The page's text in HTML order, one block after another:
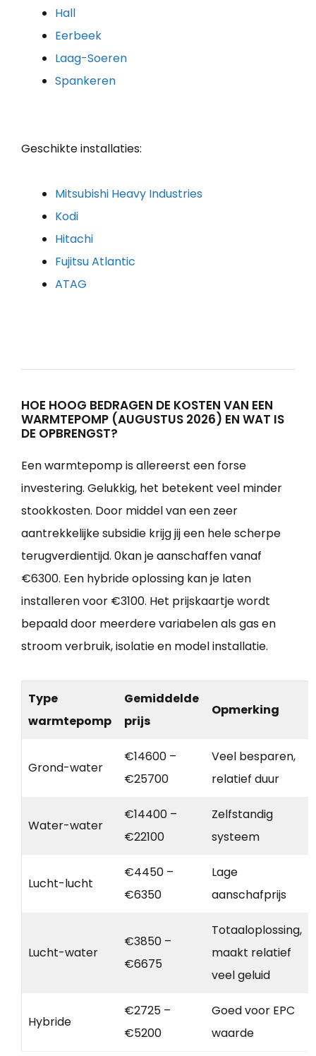
Hall
Eerbeek
Laag-Soeren
Spankeren
Geschikte installaties:
Mitsubishi Heavy Industries
Kodi
Hitachi
Fujitsu Atlantic
ATAG
HOE HOOG BEDRAGEN DE KOSTEN VAN EEN
WARMTEPOMP (AUGUSTUS 2026) EN WAT IS
DE OPBRENGST?
Een warmtepomp is allereerst een forse
investering. Gelukkig, het betekent veel minder
stookkosten. Door middel van een zeer
aantrekkelijke subsidie krijg jij een hele scherpe
terugverdientijd. 0kan je aanschaffen vanaf
€6300. Een hybride oplossing kan je laten
installeren voor €3100. Het prijskaartje wordt
bepaald door meerdere variabelen als gas en
stroom verbruik, isolatie en model installatie.
Type
warmtepomp
Gemiddelde
prijs
Opmerking
Grond-water
€14600 –
€25700
Veel besparen,
relatief duur
Water-water
€14400 –
€22100
Zelfstandig
systeem
Lucht-lucht
€4450 –
€6350
Lage
aanschafprijs
Lucht-water
€3850 –
€6675
Totaaloplossing,
maakt relatief
veel geluid
Hybride
€2725 –
€5200
Goed voor EPC
waarde